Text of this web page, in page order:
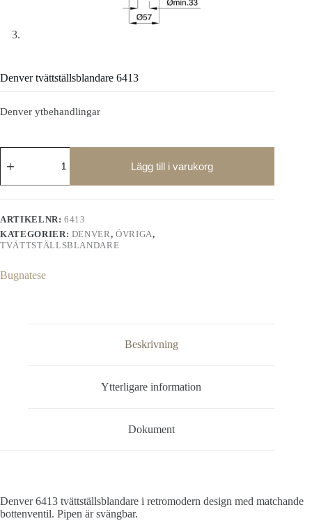
Denver tvättställsblandare 6413
Denver ytbehandlingar
Denver
tvättställsblandare
mängd
Lägg till i varukorg
ARTIKELNR:6413
KATEGORIER: DENVER,ÖVRIGA,
TVÄTTSTÄLLSBLANDARE
Bugnatese
Beskrivning
Ytterligare information
Dokument
Denver 6413 tvättställsblandare i retromodern design med matchande
bottenventil. Pipen är svängbar.